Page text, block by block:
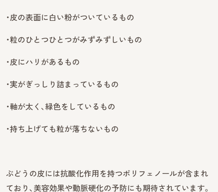
・皮の表面に白い粉がついているもの
・粒のひとつひとつがみずみずしいもの
・皮にハリがあるもの
・実がぎっしり詰まっているもの
・軸が太く、緑色をしているもの
・持ち上げても粒が落ちないもの
ぶどうの皮には抗酸化作用を持つポリフェノールが含まれ
ており、美容効果や動脈硬化の予防にも期待されています。